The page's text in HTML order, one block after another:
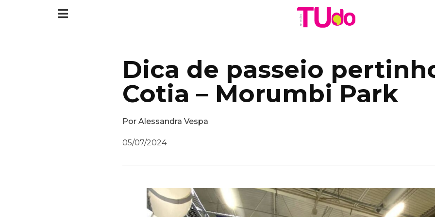
Dica de passeio
Cotia – Morumbi Park
Por Alessandra Vespa
05/07/2024